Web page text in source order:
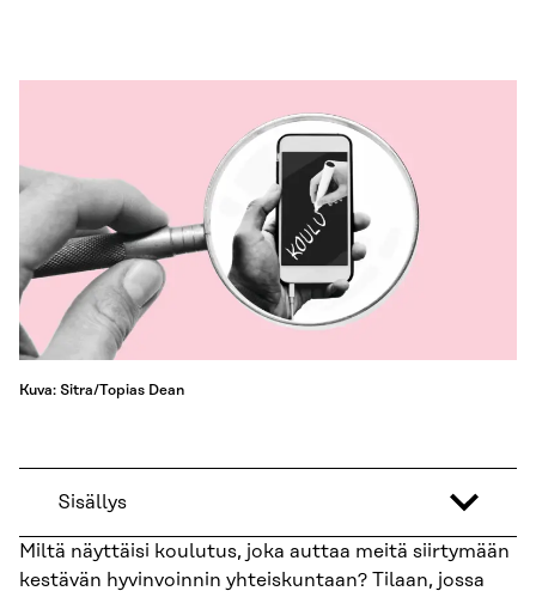
Kuva: Sitra/Topias Dean
Sisällys
Miltä näyttäisi koulutus, joka auttaa meitä siirtymään
kestävän hyvinvoinnin yhteiskuntaan? Tilaan, jossa